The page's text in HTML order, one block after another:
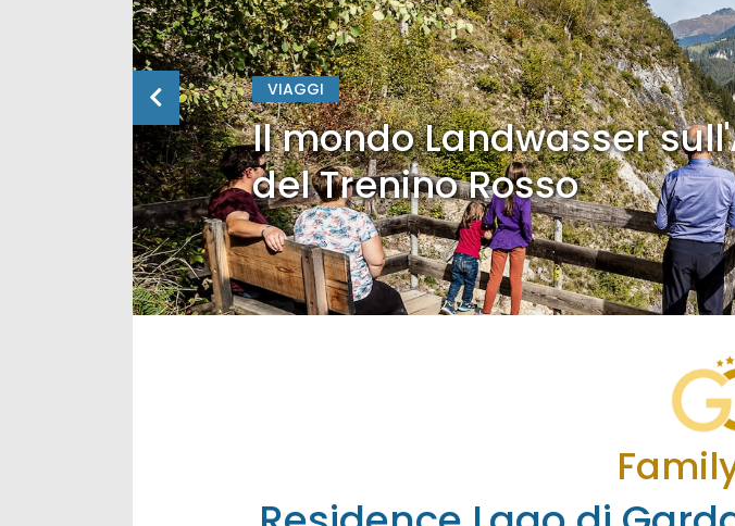
VIAGGI
Il mondo Landwasser
del Trenino Rosso